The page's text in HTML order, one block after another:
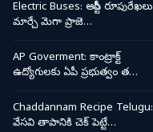
Electric Buses: ఆర్టీసీ రూపురేఖలు
మార్చే మెగా ప్రాజె…
AP Goverment: కాంట్రాక్ట్
ఉద్యోగులకు ఏపీ ప్రభుత్వం త…
Chaddannam Recipe Telugu:
వేసవి తాపానికి చెక్ పెట్టే…